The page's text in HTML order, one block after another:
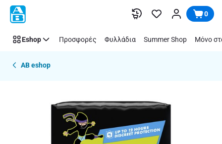
Παράλειψη 0
Eshop Προσφορές Φυλλάδια Summer Shop Μόνο
AB eshop